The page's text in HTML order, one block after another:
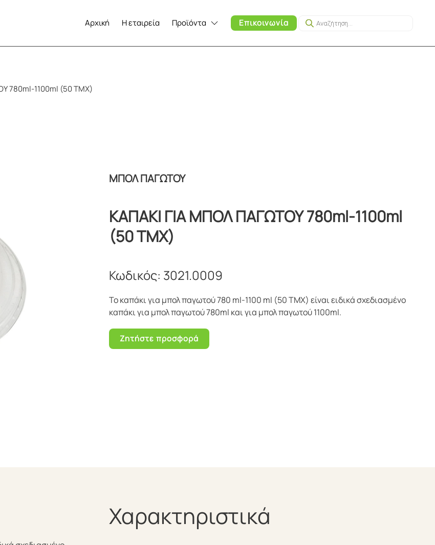
Αρχική Η εταιρεία Προϊόντα Επικοινωνία Products
search
780ml-1100ml (50 ΤΜΧ)
ΜΠΟΛ ΠΑΓΩΤΟΥ
ΚΑΠΑΚΙ ΓΙΑ ΜΠΟΛ ΠΑΓΩΤΟΥ 780ml-1100ml
(50 ΤΜΧ)
Κωδικός: 3021.0009
Το καπάκι για μπολ παγωτού 780 ml-1100 ml (50 ΤΜΧ) είναι ειδικά σχεδιασμένο
καπάκι για μπολ παγωτού 780ml και για μπολ παγωτού 1100ml.
Ζητήστε προσφορά
Χαρακτηριστικά